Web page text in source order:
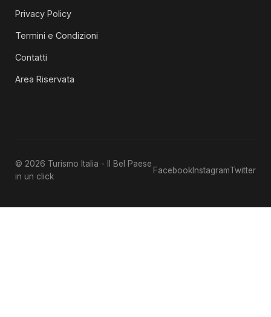
Privacy Policy
Termini e Condizioni
Contatti
Area Riservata
© 2026 Turismo Italia - Il Bel Paese
in un click
FacebookInstagramTwitter